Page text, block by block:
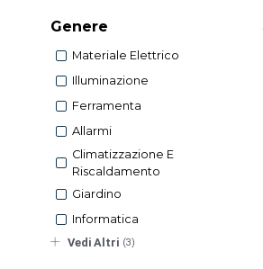
Genere
Materiale Elettrico
Illuminazione
Ferramenta
Allarmi
Climatizzazione E
Riscaldamento
Giardino
Informatica
Vedi Altri (3)